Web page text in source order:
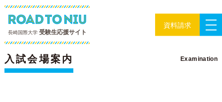
長崎国際大学 受験生応援サイト
資料請求
入試会場案内
入試ガイド
Examination